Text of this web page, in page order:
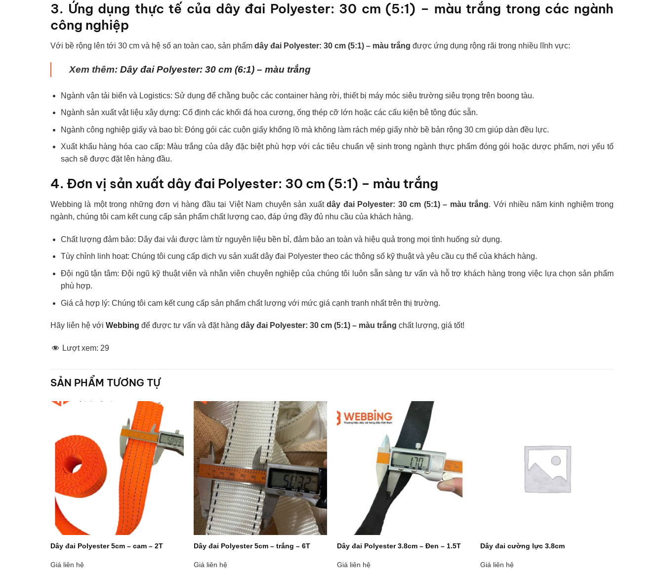
3. Ứng dụng thực tế của dây đai Polyester: 30 cm (5:1) – màu trắng trong các ngành
công nghiệp
Với bề rộng lên tới 30 cm và hệ số an toàn cao, sản phẩm dây đai Polyester: 30 cm (5:1) – màu trắng được ứng dụng rộng rãi trong nhiều lĩnh vực:
Xem thêm: Dây đai Polyester: 30 cm (6:1) – màu trắng
Ngành vận tải biển và Logistics: Sử dụng để chằng buộc các container hàng rời, thiết bị máy móc siêu trường siêu trọng trên boong tàu.
Ngành sản xuất vật liệu xây dựng: Cố định các khối đá hoa cương, ống thép cỡ lớn hoặc các cấu kiện bê tông đúc sẵn.
Ngành công nghiệp giấy và bao bì: Đóng gói các cuộn giấy khổng lồ mà không làm rách mép giấy nhờ bề bản rộng 30 cm giúp dàn đều lực.
Xuất khẩu hàng hóa cao cấp: Màu trắng của dây đặc biệt phù hợp với các tiêu chuẩn vệ sinh trong ngành thực phẩm đóng gói hoặc dược phẩm, nơi yếu tố
sạch sẽ được đặt lên hàng đầu.
4. Đơn vị sản xuất dây đai Polyester: 30 cm (5:1) – màu trắng
Webbing là một trong những đơn vị hàng đầu tại Việt Nam chuyên sản xuấtdây đai Polyester: 30 cm (5:1) – màu trắng. Với nhiều năm kinh nghiệm trong
ngành, chúng tôi cam kết cung cấp sản phẩm chất lượng cao, đáp ứng đầy đủ nhu cầu của khách hàng.
Chất lượng đảm bảo: Dây đai vải được làm từ nguyên liệu bền bỉ, đảm bảo an toàn và hiệu quả trong mọi tình huống sử dụng.
Tùy chỉnh linh hoạt: Chúng tôi cung cấp dịch vụ sản xuất dây đai Polyester theo các thông số kỹ thuật và yêu cầu cụ thể của khách hàng.
Đội ngũ tận tâm: Đội ngũ kỹ thuật viên và nhân viên chuyên nghiệp của chúng tôi luôn sẵn sàng tư vấn và hỗ trợ khách hàng trong việc lựa chọn sản phẩm
phù hợp.
Giá cả hợp lý: Chúng tôi cam kết cung cấp sản phẩm chất lượng với mức giá cạnh tranh nhất trên thị trường.
Hãy liên hệ với Webbing để được tư vấn và đặt hàng dây đai Polyester: 30 cm (5:1) – màu trắng chất lượng, giá tốt!
Lượt xem: 29
SẢN PHẨM TƯƠNG TỰ
Dây đai Polyester 5cm – cam – 2T
Giá liên hệ
Dây đai Polyester 5cm – trắng – 6T
Giá liên hệ
Dây đai Polyester 3.8cm – Đen – 1.5T
Giá liên hệ
Dây đai cường lực 3.8cm
Giá liên hệ